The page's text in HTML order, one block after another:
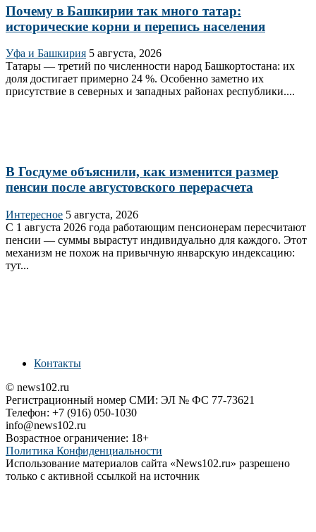
Почему в Башкирии так много татар:
исторические корни и перепись населения
Уфа и Башкирия 5 августа, 2026
Татары — третий по численности народ Башкортостана: их
доля достигает примерно 24 %. Особенно заметно их
присутствие в северных и западных районах республики....
В Госдуме объяснили, как изменится размер
пенсии после августовского перерасчета
Интересное 5 августа, 2026
С 1 августа 2026 года работающим пенсионерам пересчитают
пенсии — суммы вырастут индивидуально для каждого. Этот
механизм не похож на привычную январскую индексацию:
тут...
Контакты
© news102.ru
Регистрационный номер СМИ: ЭЛ № ФС 77-73621
Телефон: +7 (916) 050-1030
info@news102.ru
Возрастное ограничение: 18+
Политика Конфиденциальности
Использование материалов сайта «News102.ru» разрешено
только с активной ссылкой на источник